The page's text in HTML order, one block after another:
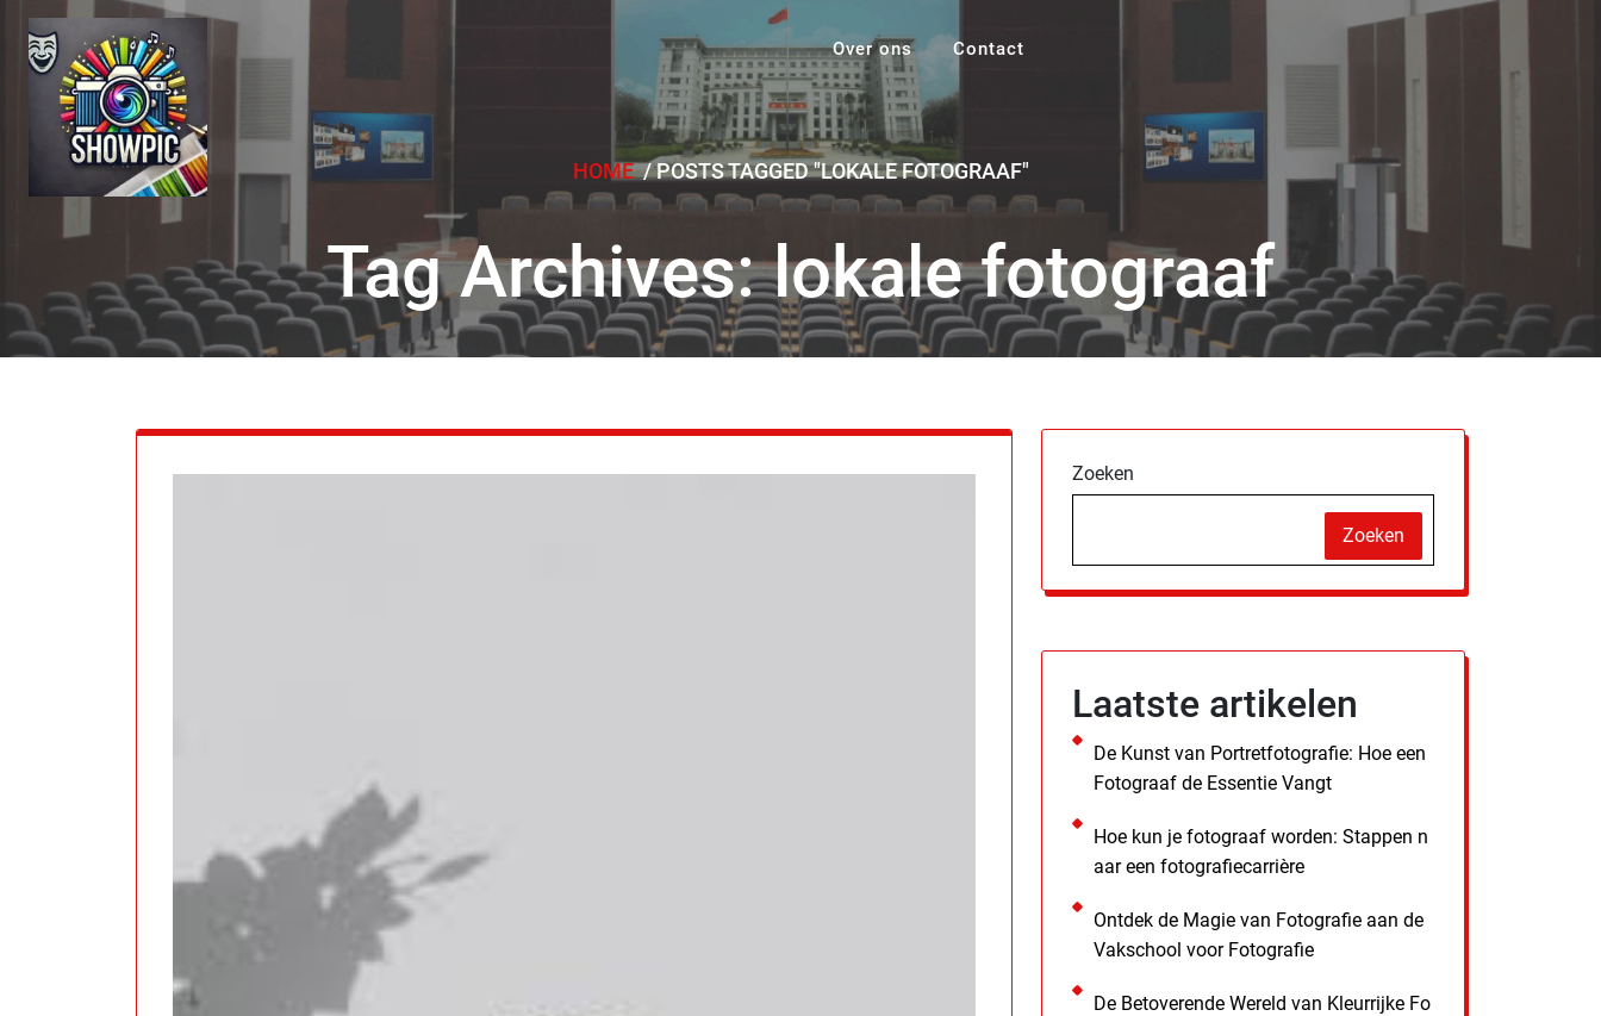
Skip
content
Over ons Contact
HOME/POSTS TAGGED "LOKALE FOTOGRAAF"
Tag Archives: lokale fotograaf
Zoeken
Zoeken
Laatste artikelen
De Kunst van Portretfotografie: Hoe een
Fotograaf de Essentie Vangt
Hoe kun je fotograaf worden: Stappen n
aar een fotografiecarrière
Ontdek de Magie van Fotografie aan de
Vakschool voor Fotografie
De Betoverende Wereld van Kleurrijke Fo